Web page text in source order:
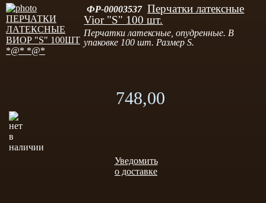
ФР-00003537 Перчатки латексные
Vior "S" 100 шт.
Перчатки латексные, опудренные. В
упаковке 100 шт. Размер S.
748,00
Уведомить
о доставке